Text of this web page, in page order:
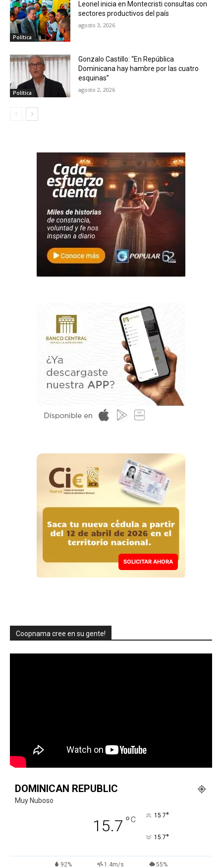
Política
Leonel inicia en Montecristi consultas con
sectores productivos del país
agosto 3, 2026
Política
Gonzalo Castillo: “En República
Dominicana hay hambre por las cuatro
esquinas”
agosto 2, 2026
SOLICITAR AHORA
Coopnama cree en su gente!
DOMINICAN REPUBLIC
Muy Nuboso
15.7 °C 15.7°
15.7°
92% 1.4m/s 55%